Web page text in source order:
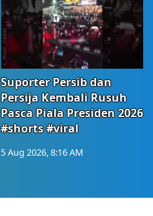
Suporter Persib dan
Persija Kembali Rusuh
Pasca Piala Presiden 2026
#shorts #viral
5 Aug 2026, 8:16 AM